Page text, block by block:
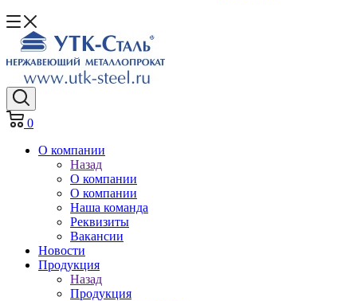
0
О компании
Назад
О компании
О компании
Наша команда
Реквизиты
Вакансии
Новости
Продукция
Назад
Продукция